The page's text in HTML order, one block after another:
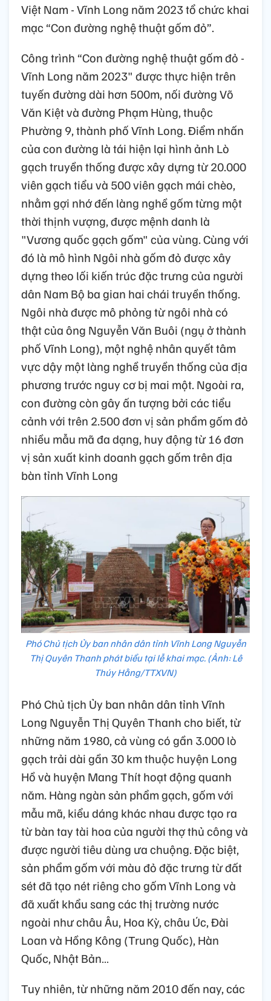
Việt Nam - Vĩnh Long năm 2023 tổ chức khai
mạc “Con đường nghệ thuật gốm đỏ”.
Công trình “Con đường nghệ thuật gốm đỏ -
Vĩnh Long năm 2023" được thực hiện trên
tuyến đường dài hơn 500m, nối đường Võ
Văn Kiệt và đường Phạm Hùng, thuộc
Phường 9, thành phố Vĩnh Long. Điểm nhấn
của con đường là tái hiện lại hình ảnh Lò
gạch truyền thống được xây dựng từ 20.000
viên gạch tiểu và 500 viên gạch mái chèo,
nhằm gợi nhớ đến làng nghề gốm từng một
thời thịnh vượng, được mệnh danh là
"Vương quốc gạch gốm" của vùng. Cùng với
đó là mô hình Ngôi nhà gốm đỏ được xây
dựng theo lối kiến trúc đặc trưng của người
dân Nam Bộ ba gian hai chái truyền thống.
Ngôi nhà được mô phỏng từ ngôi nhà có
thật của ông Nguyễn Văn Buôi (ngụ ở thành
phố Vĩnh Long), một nghệ nhân quyết tâm
vực dậy một làng nghề truyền thống của địa
phương trước nguy cơ bị mai một. Ngoài ra,
con đường còn gây ấn tượng bởi các tiểu
cảnh với trên 2.500 đơn vị sản phẩm gốm đỏ
nhiều mẫu mã đa dạng, huy động từ 16 đơn
vị sản xuất kinh doanh gạch gốm trên địa
bàn tỉnh Vĩnh Long
Phó Chủ tịch Ủy ban nhân dân tỉnh Vĩnh Long Nguyễn
Thị Quyên Thanh phát biểu tại lễ khai mạc. (Ảnh: Lê
Thúy Hằng/TTXVN)
Phó Chủ tịch Ủy ban nhân dân tỉnh Vĩnh
Long Nguyễn Thị Quyên Thanh cho biết, từ
những năm 1980, cả vùng có gần 3.000 lò
gạch trải dài gần 30 km thuộc huyện Long
Hồ và huyện Mang Thít hoạt động quanh
năm. Hàng ngàn sản phẩm gạch, gốm với
mẫu mã, kiểu dáng khác nhau được tạo ra
từ bàn tay tài hoa của người thợ thủ công và
được người tiêu dùng ưa chuộng. Đặc biệt,
sản phẩm gốm với màu đỏ đặc trưng từ đất
sét đã tạo nét riêng cho gốm Vĩnh Long và
đã xuất khẩu sang các thị trường nước
ngoài như châu Âu, Hoa Kỳ, châu Úc, Đài
Loan và Hồng Kông (Trung Quốc), Hàn
Quốc, Nhật Bản…
Tuy nhiên, từ những năm 2010 đến nay, các